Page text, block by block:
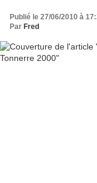
Publié le 27/06/2010 à
Par Fred